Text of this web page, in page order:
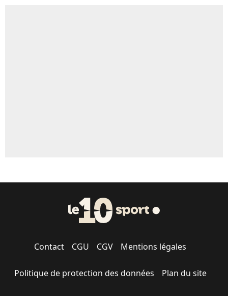
Contact CGU CGV Mentions légales
Politique de protection des données Plan du site